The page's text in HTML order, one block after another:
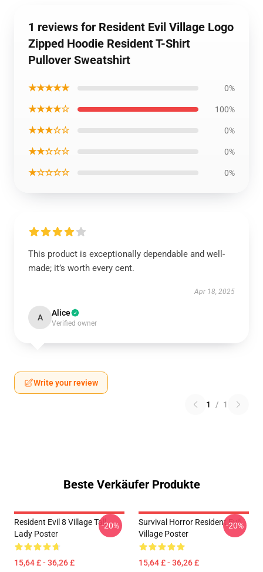
1 reviews for Resident Evil Village Logo
Zipped Hoodie Resident T-Shirt
Pullover Sweatshirt
★★★★★ 0%
★★★★☆ 100%
★★★☆☆ 0%
★★☆☆☆ 0%
★☆☆☆☆ 0%
This product is exceptionally dependable and well-
made; it’s worth every cent.
Apr 18, 2025
A Alice
Verified owner
Write your review
1 / 1
Beste Verkäufer Produkte
Resident Evil 8 Village Tall
Lady Poster
15,64 £ - 36,26 £
-20%
Survival Horror Resident Evil
Village Poster
15,64 £ - 36,26 £
-20%